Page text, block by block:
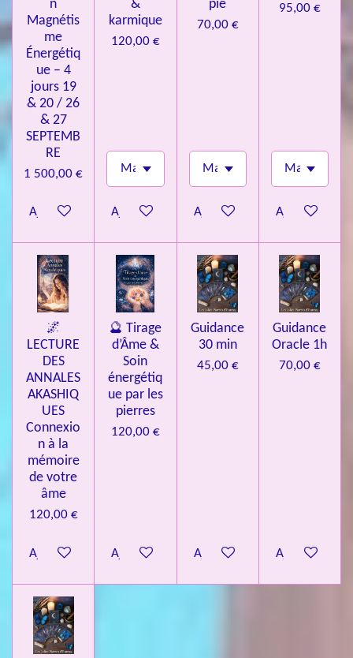
n
Magnétis
me
Énergétiq
ue – 4
jours 19
& 20 / 26
& 27
SEPTEMB
RE
1 500,00 €
Ajouter au panier
&
karmique
120,00 €
Ajouter au panier
pie
70,00 €
Ajouter au panier
95,00 €
Ajouter au
🌌
LECTURE
DES
ANNALES
AKASHIQ
UES
Connexio
n à la
mémoire
de votre
âme
120,00 €
Ajouter au panier
🔮 Tirage
d’Âme &
Soin
énergétiq
ue par les
pierres
120,00 €
Ajouter au panier
Guidance
30 min
45,00 €
Ajouter au panier
Guidance
Oracle 1h
70,00 €
Ajouter au